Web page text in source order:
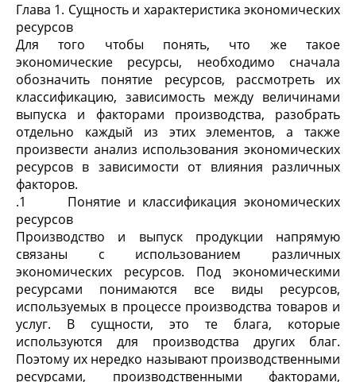
Глава 1. Сущность и характеристика экономических
ресурсов
Для того чтобы понять, что же такое
экономические ресурсы, необходимо сначала
обозначить понятие ресурсов, рассмотреть их
классификацию, зависимость между величинами
выпуска и факторами производства, разобрать
отдельно каждый из этих элементов, а также
произвести анализ использования экономических
ресурсов в зависимости от влияния различных
факторов.
.1 Понятие и классификация экономических
ресурсов
Производство и выпуск продукции напрямую
связаны с использованием различных
экономических ресурсов. Под экономическими
ресурсами понимаются все виды ресурсов,
используемых в процессе производства товаров и
услуг. В сущности, это те блага, которые
используются для производства других благ.
Поэтому их нередко называют производственными
ресурсами, производственными факторами,